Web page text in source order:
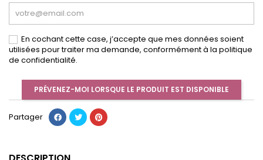
En cochant cette case, j’accepte que mes données soient
utilisées pour traiter ma demande, conformément à la politique
de confidentialité.
PRÉVENEZ-MOI LORSQUE LE PRODUIT EST DISPONIBLE
Partager